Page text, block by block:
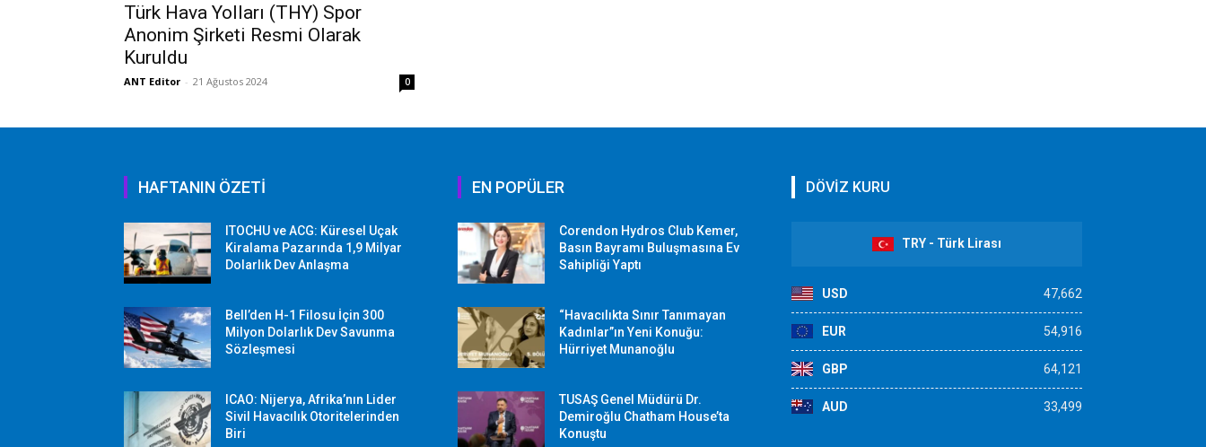
Türk Hava Yolları (THY) Spor
Anonim Şirketi Resmi Olarak
Kuruldu
ANT Editor - 21 Ağustos 2024 0
HAFTANIN ÖZETİ
ITOCHU ve ACG: Küresel Uçak
Kiralama Pazarında 1,9 Milyar
Dolarlık Dev Anlaşma
Bell’den H-1 Filosu İçin 300
Milyon Dolarlık Dev Savunma
Sözleşmesi
ICAO: Nijerya, Afrika’nın Lider
Sivil Havacılık Otoritelerinden
Biri
EN POPÜLER
Corendon Hydros Club Kemer,
Basın Bayramı Buluşmasına Ev
Sahipliği Yaptı
“Havacılıkta Sınır Tanımayan
Kadınlar”ın Yeni Konuğu:
Hürriyet Munanoğlu
TUSAŞ Genel Müdürü Dr.
Demiroğlu Chatham House’ta
Konuştu
DÖVİZ KURU
TRY - Türk Lirası
USD 47,662
EUR 54,916
GBP 64,121
AUD 33,499